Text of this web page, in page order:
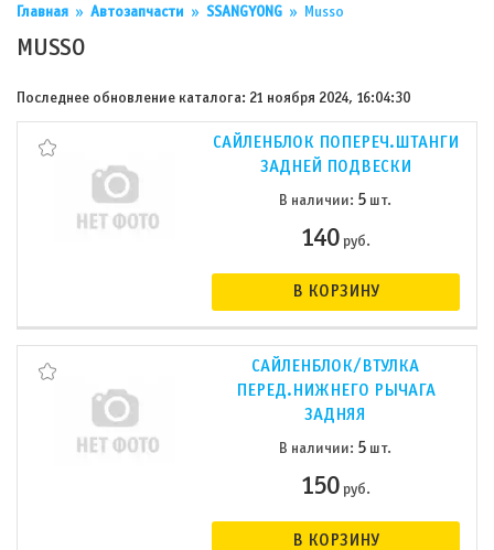
Главная » Автозапчасти » SSANGYONG » Musso
MUSSO
Последнее обновление каталога: 21 ноября 2024, 16:04:30
САЙЛЕНБЛОК ПОПЕРЕЧ.ШТАНГИ
ЗАДНЕЙ ПОДВЕСКИ
В наличии: 5 шт.
140руб.
В КОРЗИНУ
САЙЛЕНБЛОК/ВТУЛКА
ПЕРЕД.НИЖНЕГО РЫЧАГА
ЗАДНЯЯ
В наличии: 5 шт.
150руб.
В КОРЗИНУ